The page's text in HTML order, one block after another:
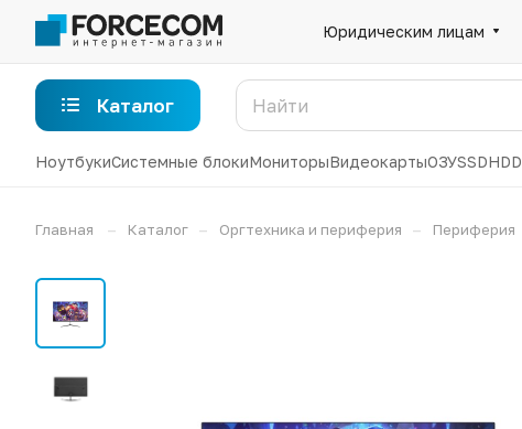
Юридическим лицам
Каталог
НоутбукиСистемные блокиМониторыВидеокартыОЗУSSDHDD
Главная – Каталог – Оргтехника и периферия – Периферия